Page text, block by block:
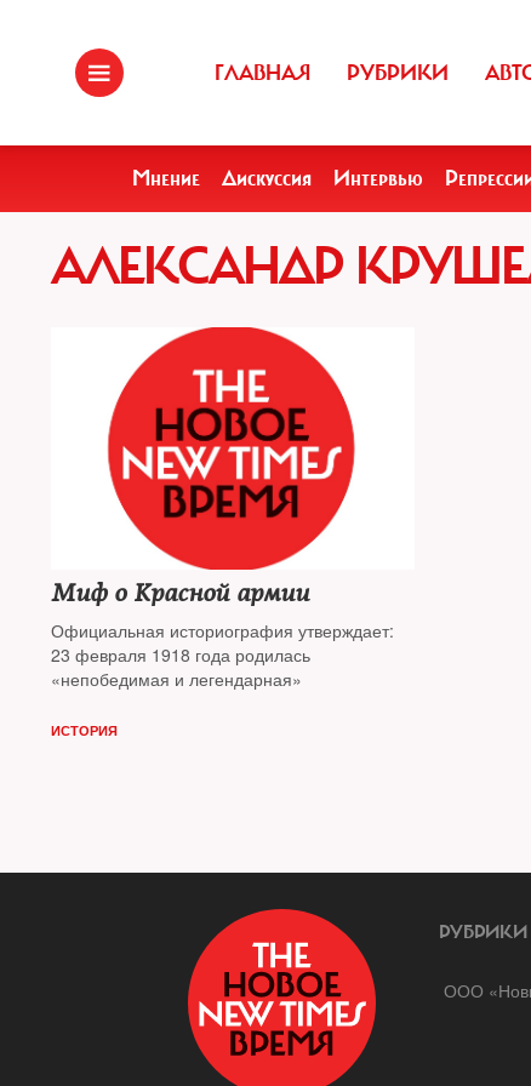
ГЛАВНАЯ РУБРИКИ
Мнение Дискуссия Интервью
АЛЕКСАНДР
Миф о Красной армии
Официальная историография утверждает:
23 февраля 1918 года родилась
«непобедимая и легендарная»
ИСТОРИЯ
РУБРИКИ
ООО